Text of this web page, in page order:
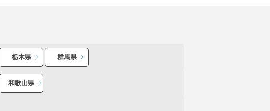
栃木県 群馬県
和歌山県